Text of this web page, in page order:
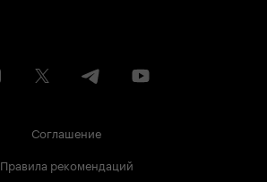
Соглашение
Правила рекомендаций